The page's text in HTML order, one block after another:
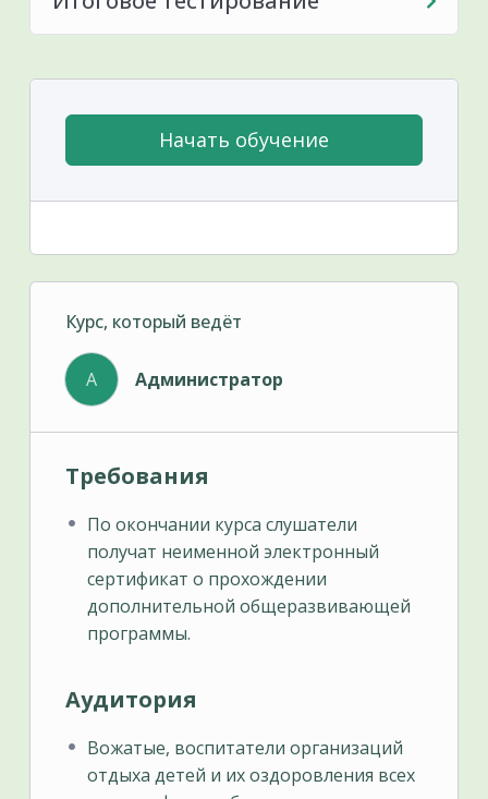
Начать обучение
Курс, который ведёт
А Администратор
Требования
По окончании курса слушатели
получат неименной электронный
сертификат о прохождении
дополнительной общеразвивающей
программы.
Аудитория
Вожатые, воспитатели организаций
отдыха детей и их оздоровления всех